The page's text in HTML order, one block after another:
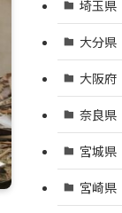
埼玉県
大分県
大阪府
奈良県
宮城県
宮崎県